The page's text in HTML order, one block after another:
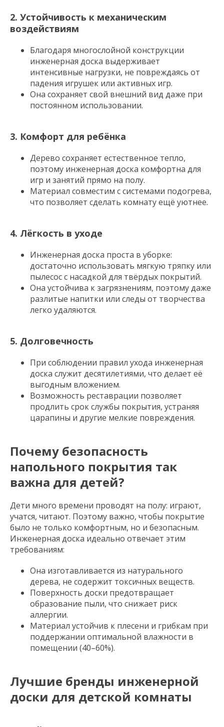
2. Устойчивость к механическим
воздействиям
Благодаря многослойной конструкции
инженерная доска выдерживает
интенсивные нагрузки, не повреждаясь от
падения игрушек или активных игр.
Она сохраняет свой внешний вид даже при
постоянном использовании.
3. Комфорт для ребёнка
Дерево сохраняет естественное тепло,
поэтому инженерная доска комфортна для
игр и занятий прямо на полу.
Материал совместим с системами подогрева,
что позволяет сделать комнату ещё уютнее.
4. Лёгкость в уходе
Инженерная доска проста в уборке:
достаточно использовать мягкую тряпку или
пылесос с насадкой для твёрдых покрытий.
Она устойчива к загрязнениям, поэтому даже
разлитые напитки или следы от творчества
легко удаляются.
5. Долговечность
При соблюдении правил ухода инженерная
доска служит десятилетиями, что делает её
выгодным вложением.
Возможность реставрации позволяет
продлить срок службы покрытия, устраняя
царапины и другие мелкие повреждения.
Почему безопасность
напольного покрытия так
важна для детей?
Дети много времени проводят на полу: играют,
учатся, читают. Поэтому важно, чтобы покрытие
было не только комфортным, но и безопасным.
Инженерная доска идеально отвечает этим
требованиям:
Она изготавливается из натурального
дерева, не содержит токсичных веществ.
Поверхность доски предотвращает
образование пыли, что снижает риск
аллергии.
Материал устойчив к плесени и грибкам при
поддержании оптимальной влажности в
помещении (40–60%).
Лучшие бренды инженерной
доски для детской комнаты